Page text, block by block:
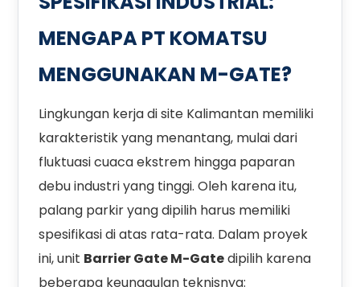
MENGAPA PT KOMATSU
MENGGUNAKAN M-GATE?
Lingkungan kerja di site Kalimantan memiliki
karakteristik yang menantang, mulai dari
fluktuasi cuaca ekstrem hingga paparan
debu industri yang tinggi. Oleh karena itu,
palang parkir yang dipilih harus memiliki
spesifikasi di atas rata-rata. Dalam proyek
ini, unit Barrier Gate M-Gatedipilih karena
beberapa keunggulan teknisnya: